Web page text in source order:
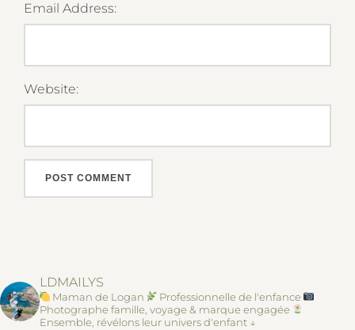
Email Address:
Website:
LDMAILYS
Maman de Logan
Professionnelle de l'enfance
Photographe famille, voyage & marque engagée
Ensemble, révélons leur univers d'enfant ↓